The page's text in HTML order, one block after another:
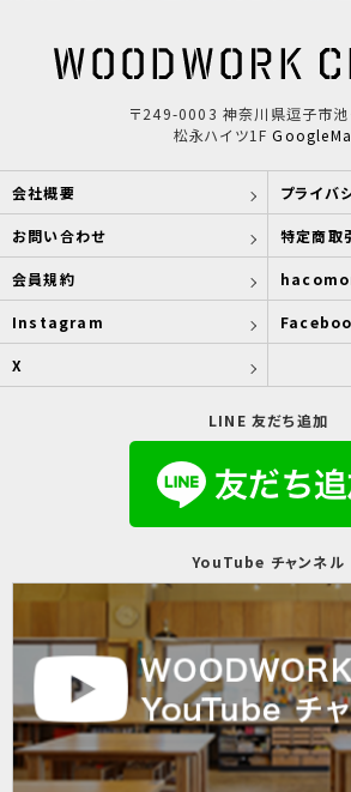
〒249-0003 神奈川県逗子市
松永ハイツ1F
会社概要 プライバ
お問い合わせ 特定商取
会員規約
Instagram
X
LINE 友だち追加
YouTube チャンネル